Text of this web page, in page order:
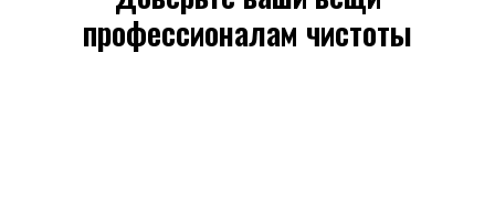
профессионалам чистоты